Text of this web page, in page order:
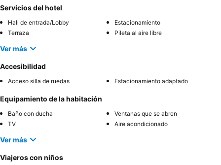
Servicios del hotel
Hall de entrada/Lobby
Estacionamiento
Terraza
Pileta al aire libre
Ver más
Accesibilidad
Acceso silla de ruedas Estacionamiento adaptado
Equipamiento de la habitación
Baño con ducha
Ventanas que se abren
TV
Aire acondicionado
Ver más
Viajeros con niños